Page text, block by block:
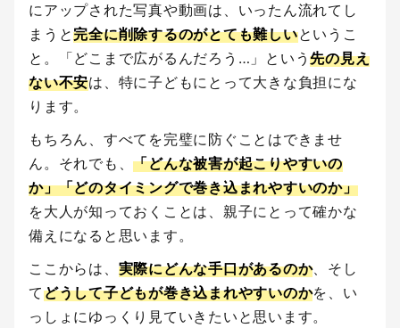
にアップされた写真や動画は、いったん流れてし
まうと完全に削除するのがとても難しいというこ
と。「どこまで広がるんだろう…」という先の見え
ない不安は、特に子どもにとって大きな負担にな
ります。
もちろん、すべてを完璧に防ぐことはできませ
ん。それでも、「どんな被害が起こりやすいの
か」「どのタイミングで巻き込まれやすいのか」
を大人が知っておくことは、親子にとって確かな
備えになると思います。
ここからは、 実際にどんな手口があるのか、そし
てどうして子どもが巻き込まれやすいのかを、い
っしょにゆっくり見ていきたいと思います。